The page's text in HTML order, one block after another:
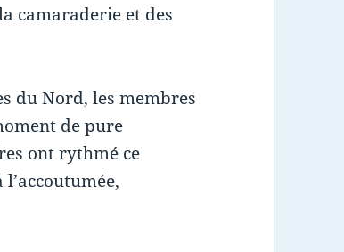
camaraderie et des
du Nord, les membres
de pure
ont rythmé ce